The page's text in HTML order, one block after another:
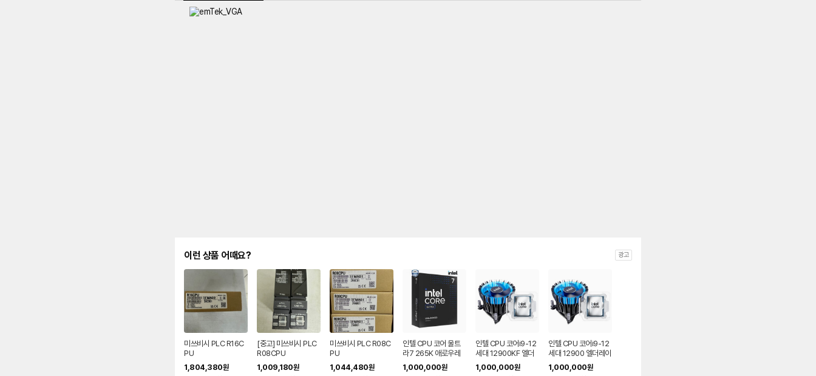
이런 상품 어때요? 광고
미쓰비시 PLC R16C
PU
1,804,380원
[중고] 미쓰비시 PLC
R08CPU
1,009,180원
미쓰비시 PLC R08C
PU
1,044,480원
인텔 CPU 코어 울트
라7 265K 애로우레
이크 정품
1,000,000원
인텔 CPU 코어i9-12
세대 12900KF 엘더
레이크 (벌크+동판쿨
러RH1)
1,000,000원
인텔 CPU 코어i9-12
세대 12900 엘더레이
크 (벌크+동판쿨러RH
1)
1,000,000원